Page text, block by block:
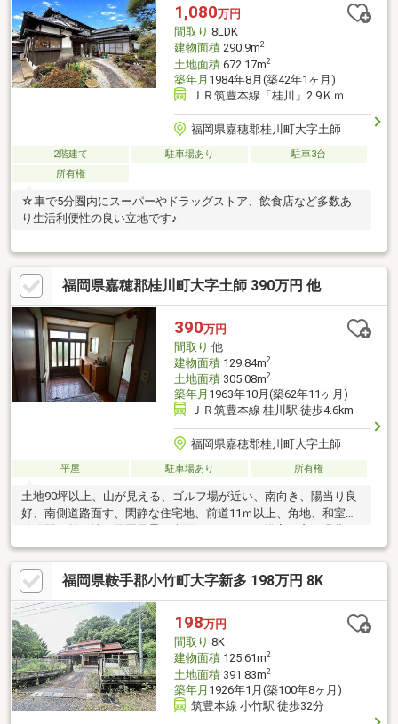
1,080万円
間取り 8LDK
建物面積290.9m2
土地面積672.17m2
築年月 1984年8月(築42年1ヶ月)
ＪＲ筑豊本線「桂川」2.9Ｋｍ
福岡県嘉穂郡桂川町大字土師
2階建て 駐車場あり
駐車3台
所有権
☆車で5分圏内にスーパーやドラッグストア、飲食店など多数あ
り生活利便性の良い立地です♪
福岡県嘉穂郡桂川町大字土師 390万円 他
390万円
間取り 他
建物面積129.84m2
土地面積305.08m2
築年月 1963年10月(築62年11ヶ月)
ＪＲ筑豊本線 桂川駅 徒歩4.6km
福岡県嘉穂郡桂川町大字土師
平屋 駐車場あり 所有権
土地90坪以上、山が見える、ゴルフ場が近い、南向き、陽当り良
好、南側道路面す、閑静な住宅地、前道11ｍ以上、角地、和室、
な住宅地、通風良好、シャッター車庫、周辺交通量少なめ
福岡県鞍手郡小竹町大字新多 198万円 8K
198万円
間取り 8K
建物面積125.61m2
土地面積391.83m2
築年月 1926年1月(築100年8ヶ月)
筑豊本線 小竹駅 徒歩32分